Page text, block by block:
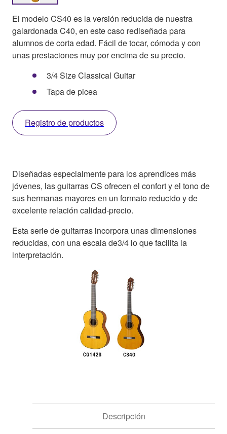
El modelo CS40 es la versión reducida de nuestra
galardonada C40, en este caso rediseñada para
alumnos de corta edad. Fácil de tocar, cómoda y con
unas prestaciones muy por encima de su precio.
3/4 Size Classical Guitar
Tapa de picea
Registro de productos
Diseñadas especialmente para los aprendices más
jóvenes, las guitarras CS ofrecen el confort y el tono de
sus hermanas mayores en un formato reducido y de
excelente relación calidad-precio.
Esta serie de guitarras incorpora unas dimensiones
reducidas, con una escala de3/4 lo que facilita la
interpretación.
Descripción